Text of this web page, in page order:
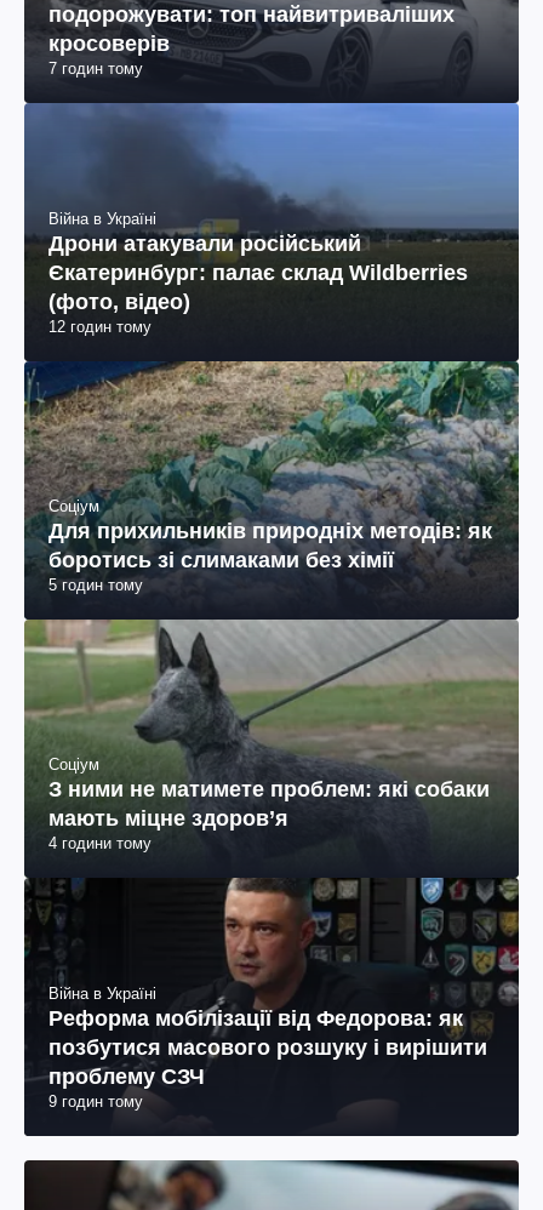
подорожувати: топ найвитриваліших
кросоверів
7 годин тому
Війна в Україні
Дрони атакували російський
Єкатеринбург: палає склад Wildberries
(фото, відео)
12 годин тому
Соціум
Для прихильників природніх методів: як
боротись зі слимаками без хімії
5 годин тому
Соціум
З ними не матимете проблем: які собаки
мають міцне здоров’я
4 години тому
Війна в Україні
Реформа мобілізації від Федорова: як
позбутися масового розшуку і вирішити
проблему СЗЧ
9 годин тому